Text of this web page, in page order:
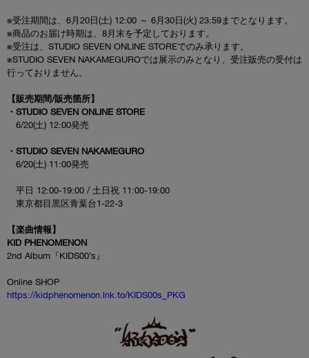
※受注期間は、6月20日(土) 12:00 ～ 6月30日(火) 23:59までとなります。
※商品のお届け時期は、8月末を予定しております。
※受注は、STUDIO SEVEN ONLINE STOREでのみ承ります。
※STUDIO SEVEN NAKAMEGUROでは展示のみとなり、受注販売の受付は
行っておりません。
【販売期間/販売箇所】
・STUDIO SEVEN ONLINE STORE
6/20(土) 12:00発売
・STUDIO SEVEN NAKAMEGURO
6/20(土) 11:00発売
平日 12:00-19:00 / 土日祝 11:00-19:00
東京都目黒区青葉台1-22-3
【楽曲情報】
KID PHENOMENON
2nd Album『KIDS00’s』
Online SHOP
https://kidphenomenon.lnk.to/KIDS00s_PKG